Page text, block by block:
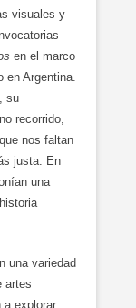
visuales y
en el marco
Argentina.
su
recorrido,
nos faltan
justa. En
una
una variedad
artes
a explorar